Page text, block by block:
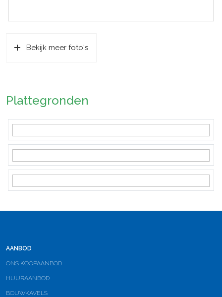
Bekijk meer foto's
Plattegronden
AANBOD
ONS KOOPAANBOD
HUURAANBOD
BOUWKAVELS